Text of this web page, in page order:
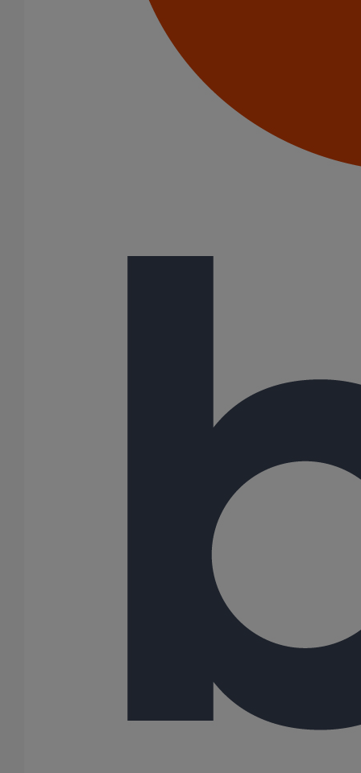
Embranchement simple AGILIUM à 88° DN150 dn150
sur Embranchement simple AGILIUM à 88°